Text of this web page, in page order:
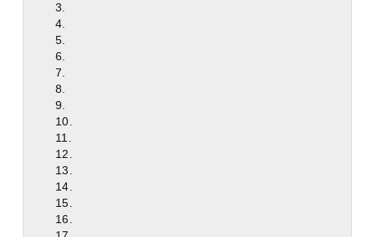
3.
4.
5.
6.
7.
8.
9.
10.
11.
12.
13.
14.
15.
16.